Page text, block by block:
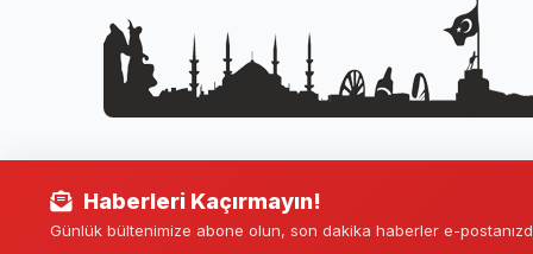
Haberleri Kaçırmayın!
Günlük bültenimize abone olun, son dakika haberler e-